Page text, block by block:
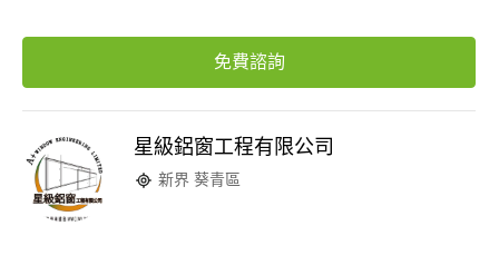
免費諮詢
星級鋁窗工程有限公司
新界 葵青區